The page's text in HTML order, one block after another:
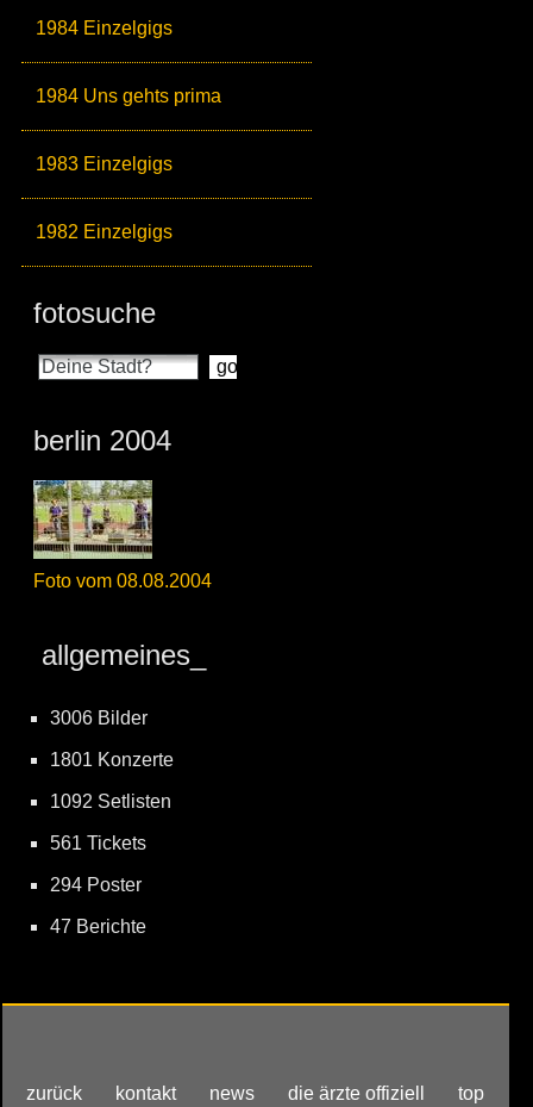
1984 Einzelgigs
1984 Uns gehts prima
1983 Einzelgigs
1982 Einzelgigs
fotosuche
berlin 2004
Foto vom 08.08.2004
allgemeines_
3006 Bilder
1801 Konzerte
1092 Setlisten
561 Tickets
294 Poster
47 Berichte
zurück kontakt news die ärzte offiziell top